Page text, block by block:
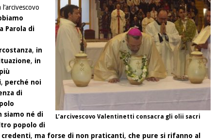
L’arcivescovo Valentinetti consacra gli olii sacri
Parola di
, in
, in
, perché noi
di
siamo né di
popolo di
, ma forse di non praticanti, che pure si rifanno al